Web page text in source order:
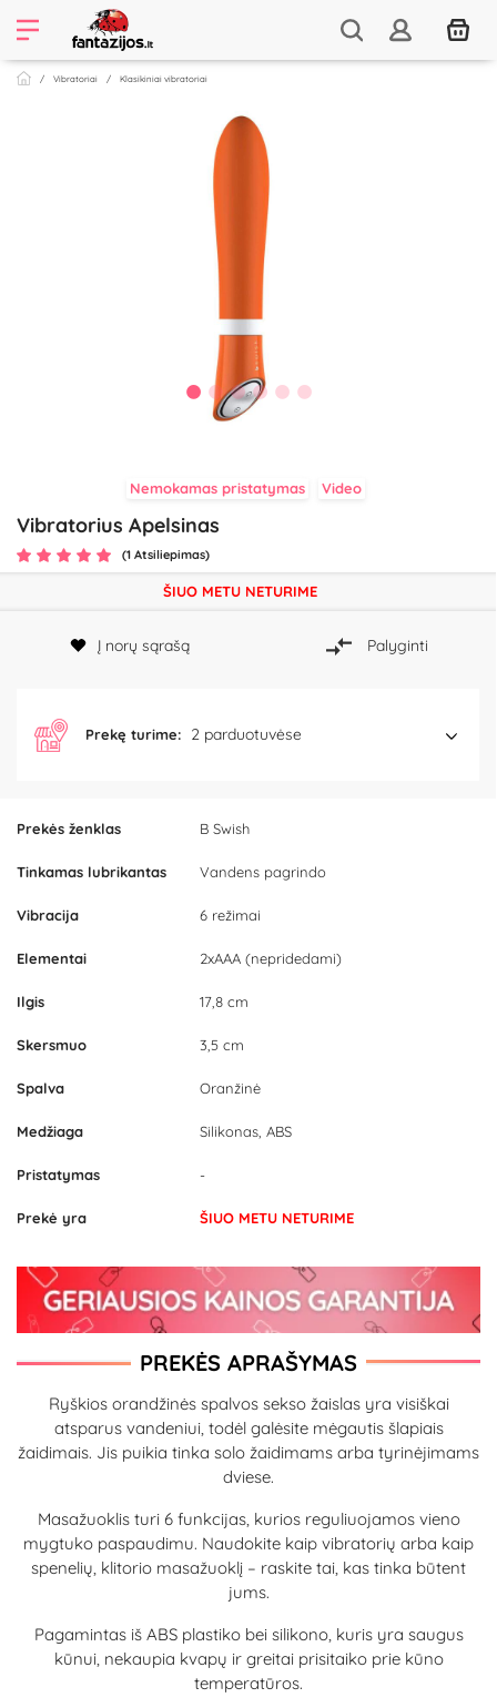
Vibratoriai Klasikiniai vibratoriai
Nemokamas pristatymas Video
Vibratorius Apelsinas
(1 Atsiliepimas)
Prekės ženklas B Swish
Tinkamas lubrikantas Vandens pagrindo
Vibracija 6 režimai
Elementai 2xAAA (nepridedami)
Ilgis 17,8 cm
Skersmuo 3,5 cm
Spalva Oranžinė
Medžiaga Silikonas, ABS
Pristatymas -
Prekė yra ŠIUO METU NETURIME
ŠIUO METU NETURIME
Į norų sąrašą Palyginti
Prekę turime: 2 parduotuvėse
PREKĖS APRAŠYMAS
Ryškios orandžinės spalvos sekso žaislas yra visiškai
atsparus vandeniui, todėl galėsite mėgautis šlapiais
žaidimais. Jis puikia tinka solo žaidimams arba tyrinėjimams
dviese.
Masažuoklis turi 6 funkcijas, kurios reguliuojamos vieno
mygtuko paspaudimu. Naudokite kaip vibratorių arba kaip
spenelių, klitorio masažuoklį – raskite tai, kas tinka būtent
jums.
Pagamintas iš ABS plastiko bei silikono, kuris yra saugus
kūnui, nekaupia kvapų ir greitai prisitaiko prie kūno
temperatūros.